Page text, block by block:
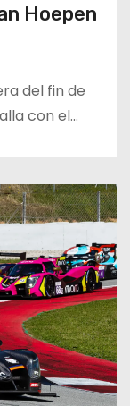
Hoepen
del fin de
con el…